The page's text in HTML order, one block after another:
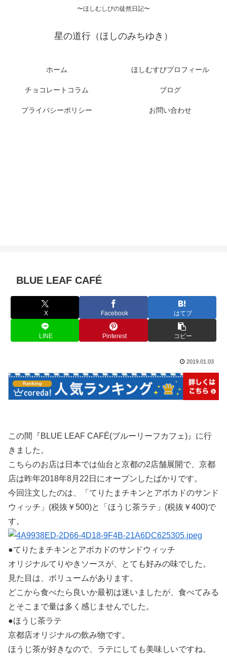
〜ほしむしびの徒然日記〜
星の道行（ほしのみちゆき）
ホーム ほしむすびプロフィール
チョコレートコラム ブログ
プライバシーポリシー お問い合わせ
BLUE LEAF CAFÉ
X Facebook はてブ
LINE Pinterest コピー
2019.01.03
この間『BLUE LEAF CAFÉ(ブルーリーフカフェ)』に行
きました。
こちらのお店は日本では仙台と京都の2店舗展開で、京都
店は昨年2018年8月22日にオープンしたばかりです。
今回注文したのは、「てりたまチキンとアボカドのサンド
ウィッチ」(税抜￥500)と「ほうじ茶ラテ」(税抜￥400)で
す。
●てりたまチキンとアボカドのサンドウィッチ
オリジナルてりやきソースが、とても好みの味でした。
見た目は、ボリュームがあります。
どこから食べたら良いか最初は迷いましたが、食べてみる
とそこまで量は多く感じませんでした。
●ほうじ茶ラテ
京都店オリジナルの飲み物です。
ほうじ茶が好きなので、ラテにしても美味しいですね。